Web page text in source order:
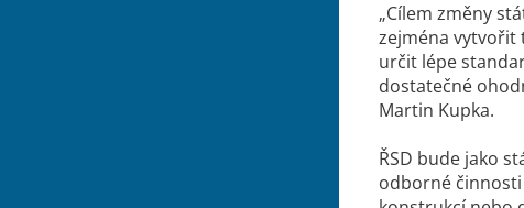
„Cílem změny
zejména vytvořit
určit lépe
dostatečné
Martin Kupka.
ŘSD bude jako
odborné